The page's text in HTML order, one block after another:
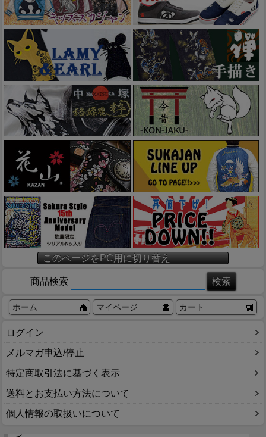
このページをPC用に切り替え
商品検索
ホーム マイページ カート
ログイン
メルマガ申込/停止
特定商取引法に基づく表示
送料とお支払い方法について
個人情報の取扱いについて